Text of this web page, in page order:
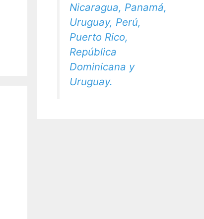
Nicaragua, Panamá,
Uruguay, Perú,
Puerto Rico,
República
Dominicana y
Uruguay.